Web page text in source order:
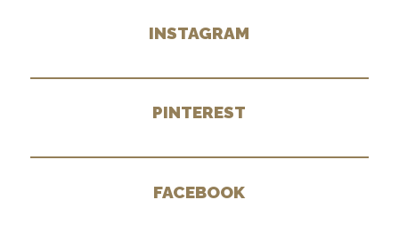
INSTAGRAM
PINTEREST
FACEBOOK